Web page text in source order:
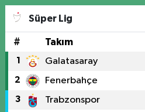
Süper Lig
# Takım
1 Galatasaray
2 Fenerbahçe
3 Trabzonspor